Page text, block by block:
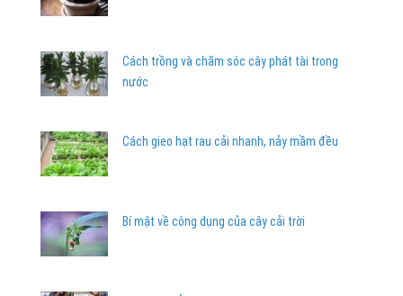
Cách trồng và chăm sóc cây phát tài trong
nước
Cách gieo hạt rau cải nhanh, nảy mầm đều
Bí mật về công dụng của cây cải trời